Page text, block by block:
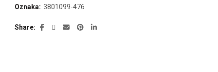
Oznaka: 3801099-476
Share